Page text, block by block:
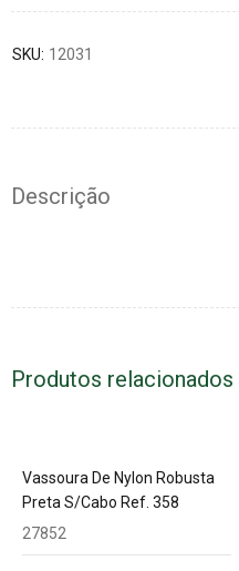
SKU: 12031
Descrição
Produtos relacionados
Vassoura De Nylon Robusta
Preta S/Cabo Ref. 358
27852